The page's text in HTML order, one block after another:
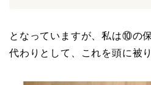
となっていますが、私は⑩の
代わりとして、これを頭に被